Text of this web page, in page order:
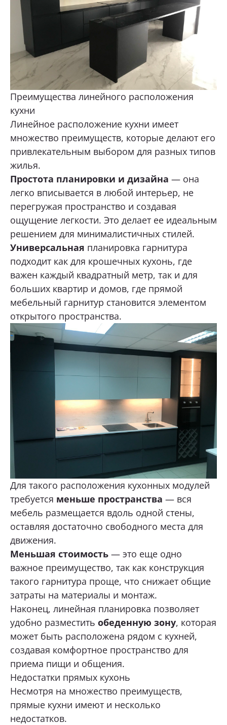
Преимущества линейного расположения
кухни
Линейное расположение кухни имеет
множество преимуществ, которые делают его
привлекательным выбором для разных типов
жилья.
Простота планировки и дизайна — она
легко вписывается в любой интерьер, не
перегружая пространство и создавая
ощущение легкости. Это делает ее идеальным
решением для минималистичных стилей.
Универсальная планировка гарнитура
подходит как для крошечных кухонь, где
важен каждый квадратный метр, так и для
больших квартир и домов, где прямой
мебельный гарнитур становится элементом
открытого пространства.
Для такого расположения кухонных модулей
требуется меньше пространства — вся
мебель размещается вдоль одной стены,
оставляя достаточно свободного места для
движения.
Меньшая стоимость — это еще одно
важное преимущество, так как конструкция
такого гарнитура проще, что снижает общие
затраты на материалы и монтаж.
Наконец, линейная планировка позволяет
удобно разместить обеденную зону, которая
может быть расположена рядом с кухней,
создавая комфортное пространство для
приема пищи и общения.
Недостатки прямых кухонь
Несмотря на множество преимуществ,
прямые кухни имеют и несколько
недостатков.